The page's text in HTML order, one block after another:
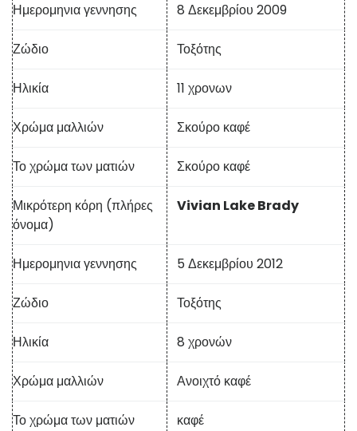
Ημερομηνια γεννησης 8 Δεκεμβρίου 2009
Ζώδιο Τοξότης
Ηλικία 11 χρονων
Χρώμα μαλλιών Σκούρο καφέ
Το χρώμα των ματιών Σκούρο καφέ
Μικρότερη κόρη (πλήρες
όνομα)
Vivian Lake Brady
Ημερομηνια γεννησης 5 Δεκεμβρίου 2012
Ζώδιο Τοξότης
Ηλικία 8 χρονών
Χρώμα μαλλιών Ανοιχτό καφέ
Το χρώμα των ματιών καφέ